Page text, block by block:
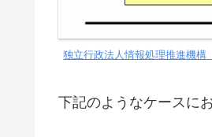
独立行政法人情報処理推進機構
下記のようなケースに